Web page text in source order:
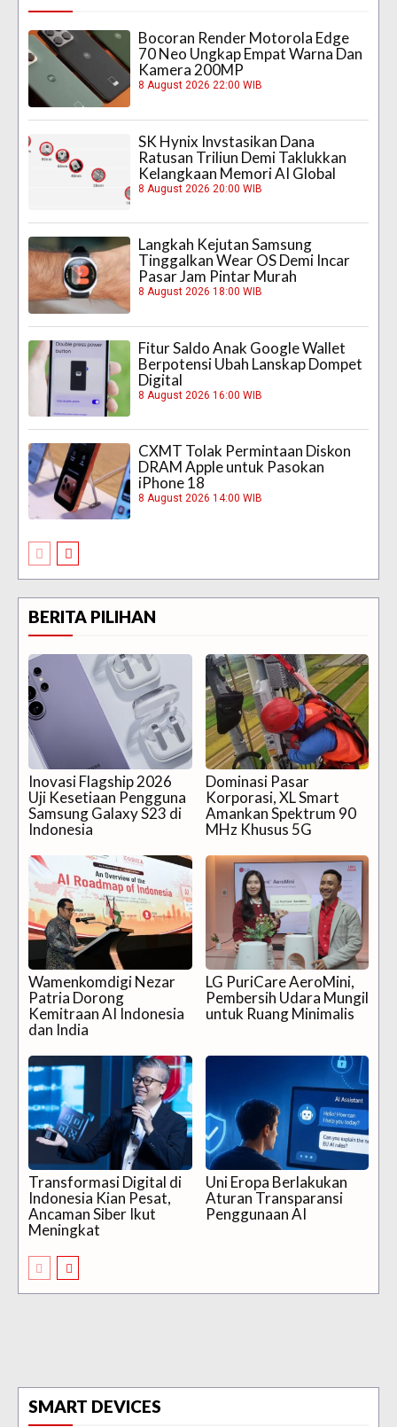
Bocoran Render Motorola Edge
70 Neo Ungkap Empat Warna Dan
Kamera 200MP
8 August 2026 22:00 WIB
SK Hynix Invstasikan Dana
Ratusan Triliun Demi Taklukkan
Kelangkaan Memori AI Global
8 August 2026 20:00 WIB
Langkah Kejutan Samsung
Tinggalkan Wear OS Demi Incar
Pasar Jam Pintar Murah
8 August 2026 18:00 WIB
Fitur Saldo Anak Google Wallet
Berpotensi Ubah Lanskap Dompet
Digital
8 August 2026 16:00 WIB
CXMT Tolak Permintaan Diskon
DRAM Apple untuk Pasokan
iPhone 18
8 August 2026 14:00 WIB
BERITA PILIHAN
Inovasi Flagship 2026
Uji Kesetiaan Pengguna
Samsung Galaxy S23 di
Indonesia
Dominasi Pasar
Korporasi, XL Smart
Amankan Spektrum 90
MHz Khusus 5G
Wamenkomdigi Nezar
Patria Dorong
Kemitraan AI Indonesia
dan India
LG PuriCare AeroMini,
Pembersih Udara Mungil
untuk Ruang Minimalis
Transformasi Digital di
Indonesia Kian Pesat,
Ancaman Siber Ikut
Meningkat
Uni Eropa Berlakukan
Aturan Transparansi
Penggunaan AI
SMART DEVICES